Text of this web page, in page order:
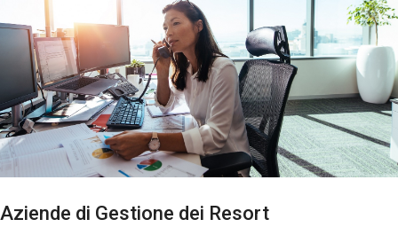
Aziende di Gestione dei Resort